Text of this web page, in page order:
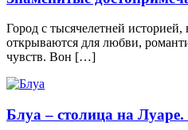
Город с тысячелетней историей,
открываются для любви,
чувств. Вон […]
Блуа – столица на